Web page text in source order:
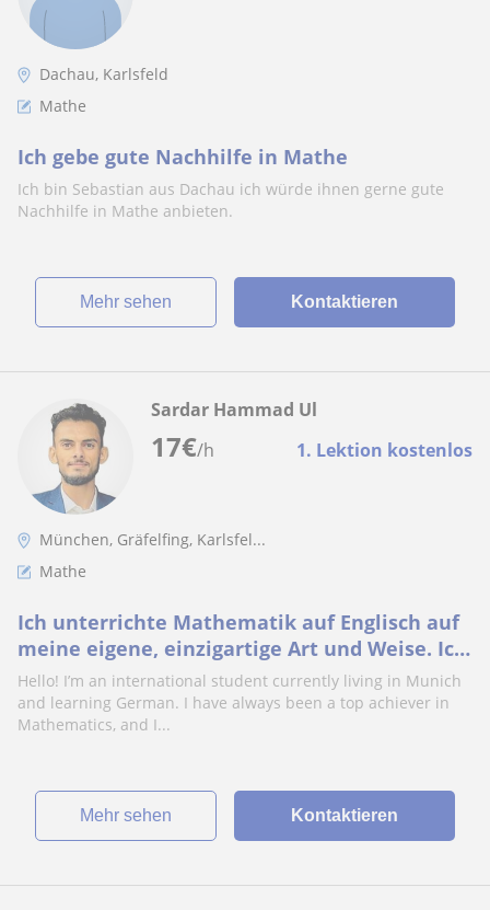
Dachau, Karlsfeld
Mathe
Ich gebe gute Nachhilfe in Mathe
Ich bin Sebastian aus Dachau ich würde ihnen gerne gute
Nachhilfe in Mathe anbieten.
Mehr sehen Kontaktieren
17€/h 1. Lektion kostenlos
Sardar Hammad Ul
München, Gräfelfing, Karlsfel...
Mathe
Ich unterrichte Mathematik auf Englisch auf
meine eigene, einzigartige Art und Weise. Ich
unterrichte am liebsten von der 5. bis z
Hello! I’m an international student currently living in Munich
and learning German. I have always been a top achiever in
Mathematics, and I...
Mehr sehen Kontaktieren